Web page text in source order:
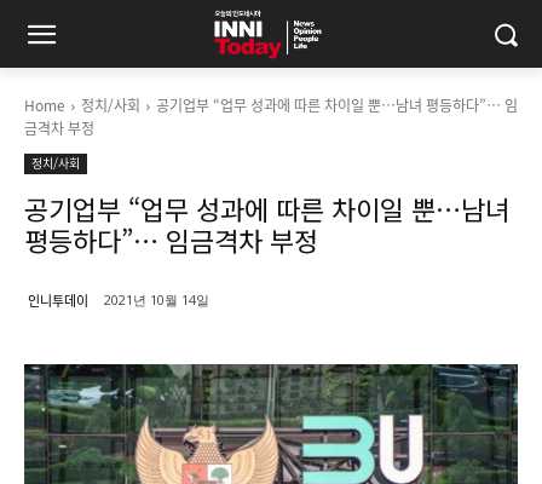
Home 정치/사회
공기업부 “업무 성과에 따른 차이일 뿐…남녀 평등하다”… 임
금격차 부정
정치/사회
공기업부 “업무 성과에 따른 차이일 뿐…남녀
평등하다”… 임금격차 부정
인니투데이 2021년 10월 14일